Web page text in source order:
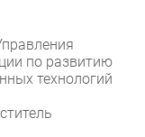
по развитию
технологий